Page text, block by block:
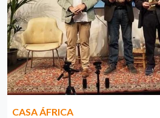
CASA ÁFRICA